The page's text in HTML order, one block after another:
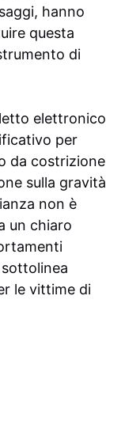
hanno
questa
di
elettronico
per
da costrizione
sulla gravità
non è
un chiaro
le vittime di